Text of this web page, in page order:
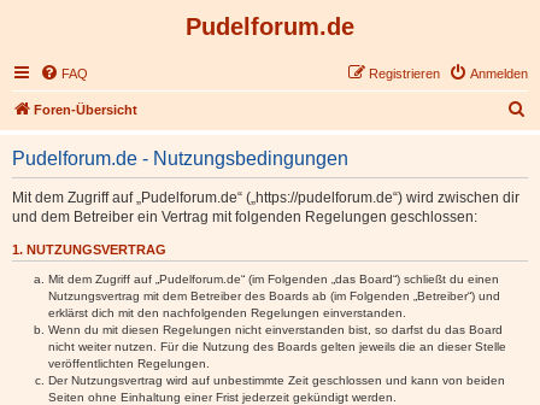
Pudelforum.de
FAQ Anmelden
Registrieren
Foren-Übersicht
u
Pudelforum.de - Nutzungsbedingungen
Mit dem Zugriff auf „Pudelforum.de“ („https://pudelforum.de“) wird zwischen dir
und dem Betreiber ein Vertrag mit folgenden Regelungen geschlossen:
1. NUTZUNGSVERTRAG
Mit dem Zugriff auf „Pudelforum.de“ (im Folgenden „das Board“) schließt du einen
Nutzungsvertrag mit dem Betreiber des Boards ab (im Folgenden „Betreiber“) und
erklärst dich mit den nachfolgenden Regelungen einverstanden.
Wenn du mit diesen Regelungen nicht einverstanden bist, so darfst du das Board
nicht weiter nutzen. Für die Nutzung des Boards gelten jeweils die an dieser Stelle
veröffentlichten Regelungen.
Der Nutzungsvertrag wird auf unbestimmte Zeit geschlossen und kann von beiden
Seiten ohne Einhaltung einer Frist jederzeit gekündigt werden.